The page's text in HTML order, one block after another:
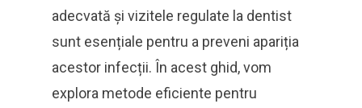
adecvată și vizitele regulate la dentist
sunt esențiale pentru a preveni apariția
acestor infecții. În acest ghid, vom
explora metode eficiente pentru